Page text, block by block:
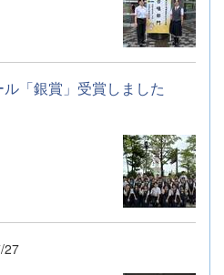
「銀賞」受賞しました
27